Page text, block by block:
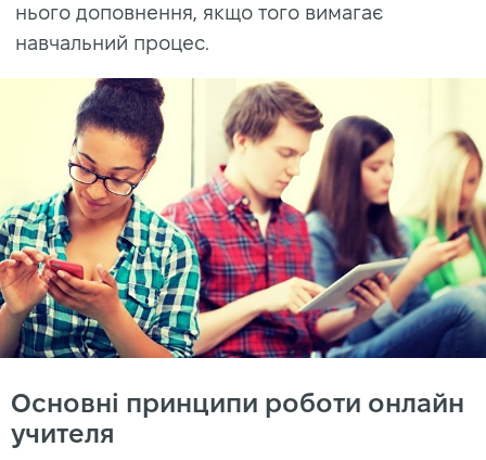
нього доповнення, якщо того вимагає
навчальний процес.
Основні принципи роботи онлайн
учителя